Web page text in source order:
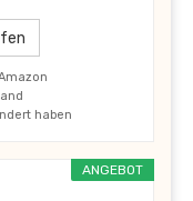
haben
ANGEBOT